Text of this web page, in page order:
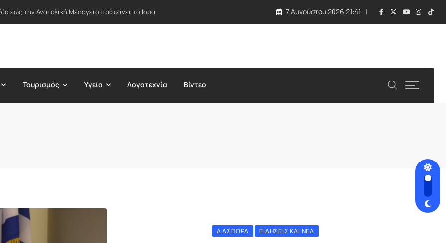
έως την Ανατολική Μεσόγειο προτείνει το Ισραήλ – Στο επίκεντρο Ελλάδα και Κύπρος 7 Αυγούστου 2026 21:41
Τουρισμός Υγεία Λογοτεχνία Βίντεο
ΔΙΑΣΠΟΡΆ ΕΙΔΉΣΕΙΣ ΚΑΙ ΝΈΑ